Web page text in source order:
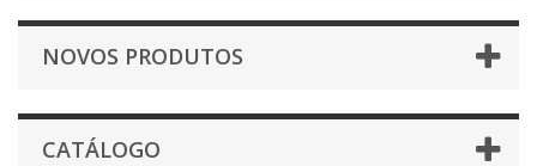
NOVOS PRODUTOS
CATÁLOGO